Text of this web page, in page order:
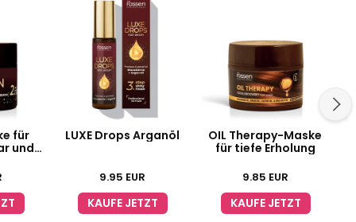
für
und
LUXE Drops Arganöl
9.95 EUR
KAUFE JETZT
OIL Therapy-Maske
für tiefe Erholung
9.85 EUR
KAUFE JETZT